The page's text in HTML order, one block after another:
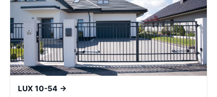
LUX 10-54 →